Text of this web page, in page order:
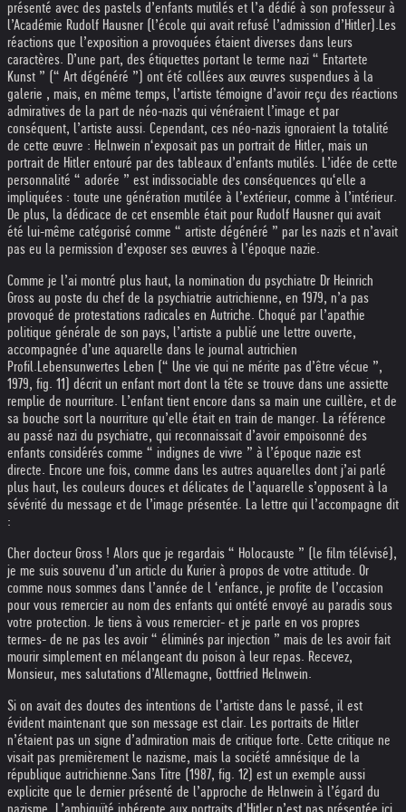
présenté avec des pastels d’enfants mutilés et l’a dédié à son professeur à
l’Académie Rudolf Hausner (l’école qui avait refusé l’admission d’Hitler). Les
réactions que l’exposition a provoquées étaient diverses dans leurs
caractères. D’une part, des étiquettes portant le terme nazi “ Entartete
Kunst ” (“ Art dégénéré ”) ont été collées aux œuvres suspendues à la
galerie , mais, en même temps, l’artiste témoigne d’avoir reçu des réactions
admiratives de la part de néo-nazis qui vénéraient l’image et par
conséquent, l’artiste aussi. Cependant, ces néo-nazis ignoraient la totalité
de cette œuvre : Helnwein n‘exposait pas un portrait de Hitler, mais un
portrait de Hitler entouré par des tableaux d’enfants mutilés. L’idée de cette
personnalité “ adorée ” est indissociable des conséquences qu‘elle a
impliquées : toute une génération mutilée à l’extérieur, comme à l’intérieur.
De plus, la dédicace de cet ensemble était pour Rudolf Hausner qui avait
été lui-même catégorisé comme “ artiste dégénéré ” par les nazis et n’avait
pas eu la permission d’exposer ses œuvres à l’époque nazie.
Comme je l’ai montré plus haut, la nomination du psychiatre Dr Heinrich
Gross au poste du chef de la psychiatrie autrichienne, en 1979, n’a pas
provoqué de protestations radicales en Autriche. Choqué par l’apathie
politique générale de son pays, l’artiste a publié une lettre ouverte,
accompagnée d’une aquarelle dans le journal autrichien
Profil. Lebensunwertes Leben (“ Une vie qui ne mérite pas d’être vécue ”,
1979, fig. 11) décrit un enfant mort dont la tête se trouve dans une assiette
remplie de nourriture. L’enfant tient encore dans sa main une cuillère, et de
sa bouche sort la nourriture qu’elle était en train de manger. La référence
au passé nazi du psychiatre, qui reconnaissait d’avoir empoisonné des
enfants considérés comme “ indignes de vivre ” à l’époque nazie est
directe. Encore une fois, comme dans les autres aquarelles dont j’ai parlé
plus haut, les couleurs douces et délicates de l’aquarelle s’opposent à la
sévérité du message et de l’image présentée. La lettre qui l’accompagne dit
:
Cher docteur Gross ! Alors que je regardais “ Holocauste ” (le film télévisé),
je me suis souvenu d’un article du Kurier à propos de votre attitude. Or
comme nous sommes dans l’année de l ‘enfance, je profite de l’occasion
pour vous remercier au nom des enfants qui ontété envoyé au paradis sous
votre protection. Je tiens à vous remercier- et je parle en vos propres
termes- de ne pas les avoir “ éliminés par injection ” mais de les avoir fait
mourir simplement en mélangeant du poison à leur repas. Recevez,
Monsieur, mes salutations d’Allemagne, Gottfried Helnwein.
Si on avait des doutes des intentions de l’artiste dans le passé, il est
évident maintenant que son message est clair. Les portraits de Hitler
n’étaient pas un signe d’admiration mais de critique forte. Cette critique ne
visait pas premièrement le nazisme, mais la société amnésique de la
république autrichienne.Sans Titre (1987, fig. 12) est un exemple aussi
explicite que le dernier présenté de l’approche de Helnwein à l’égard du
nazisme. L’ambiguïté inhérente aux portraits d’Hitler n’est pas présentée ici